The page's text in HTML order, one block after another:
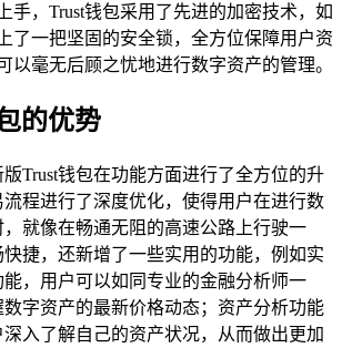
手，Trust钱包采用了先进的加密技术，如
了一把坚固的安全锁，全方位保障用户资
以毫无后顾之忧地进行数字资产的管理。
的优势
版Trust钱包在功能方面进行了全方位的升
程进行了深度优化，使得用户在进行数
就像在畅通无阻的高速公路上行驶一
捷，还新增了一些实用的功能，例如实
能，用户可以如同专业的金融分析师一
字资产的最新价格动态；资产分析功能
入了解自己的资产状况，从而做出更加